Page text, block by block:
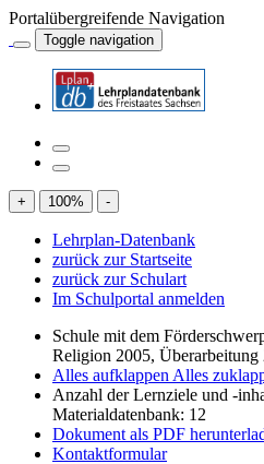
Portalübergreifende Navigation
Toggle navigation
+ 100% -
Lehrplan-Datenbank
zurück zur Startseite
zurück zur Schulart
Im Schulportal anmelden
Schule mit dem
Religion 2005, Überarbeitung
Alles aufklappen Alles
Anzahl der Lernziele und -
Materialdatenbank: 12
Dokument als PDF
Kontaktformular